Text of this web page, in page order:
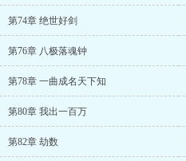
第74章 绝世好剑
第76章 八极落魂钟
第78章 一曲成名天下知
第80章 我出一百万
第82章 劫数